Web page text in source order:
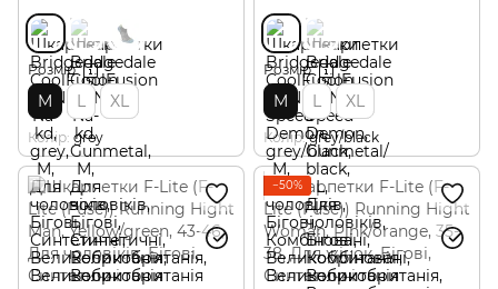
Розмір
M L XL
Колір grey
Розмір
M L XL
Колір grey/black
−50%